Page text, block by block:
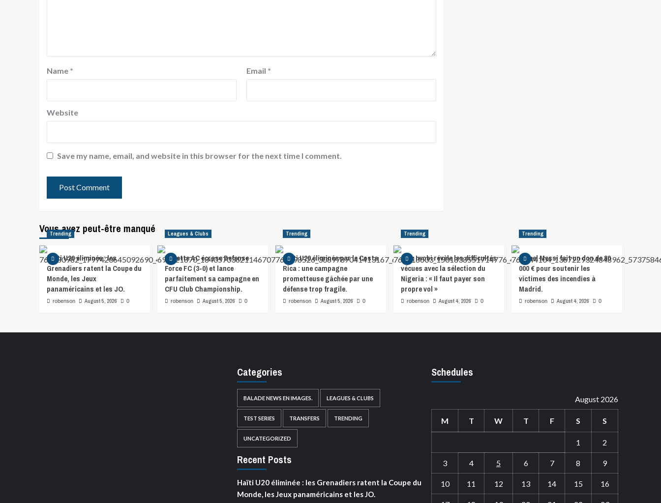
Name * Email *
Website
Save my name, email, and website in this browser for the next time I comment.
Vous avez peut-être manqué
Trending
Haïti U20 éliminée : les
Grenadiers ratent la Coupe du
Monde, les Jeux
panaméricains et les JO.
robenson August 5, 2026 0
Leagues & Clubs
Violette AC écrase Defense
Force FC (3-0) et lance
parfaitement sa campagne en
CFU Club Championship.
robenson August 5, 2026 0
Trending
Haïti U20 éliminée par le Costa
Rica : une campagne
prometteuse gâchée par une
défense trop fragile.
robenson August 5, 2026 0
Trending
Alex Iwobi révèle les difficultés
vécues avec la sélection du
Nigeria : « Il faut payer son
propre vol »
robenson August 4, 2026 0
Trending
Lionel Messi fait un don de 80
000 € pour soutenir les
victimes des incendies à
Madrid.
robenson August 4, 2026 0
Categories
BALADE NEWS EN IMAGES. LEAGUES & CLUBS
TEST SERIES TRANSFERS TRENDING
UNCATEGORIZED
Recent Posts
Haïti U20 éliminée : les Grenadiers ratent la Coupe du
Monde, les Jeux panaméricains et les JO.
Schedules
August 2026
M T W T F S S
1 2
3 4 5 6 7 8 9
10 11 12 13 14 15 16